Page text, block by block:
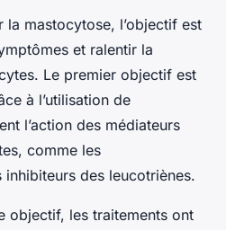
la mastocytose, l’objectif est
et ralentir la
Le premier objectif est
à l’utilisation de
l’action des médiateurs
comme les
des leucotriènes.
objectif, les traitements ont